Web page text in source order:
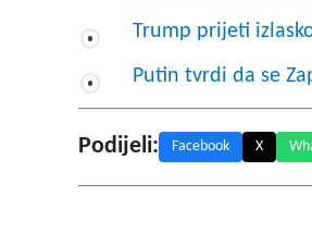
Trump prijeti
Putin tvrdi da se
Podijeli: Facebook X